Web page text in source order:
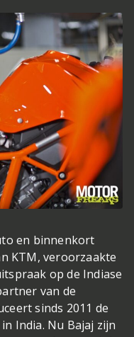
en binnenkort
KTM, veroorzaakte
op de Indiase
van de
sinds 2011 de
India. Nu Bajaj zijn